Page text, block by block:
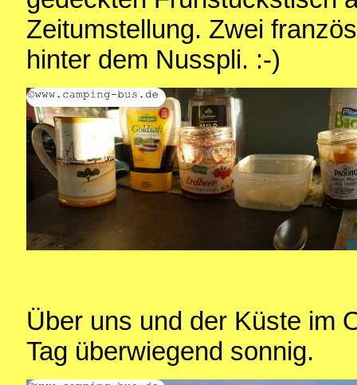
Zeitumstellung. Zwei
hinter dem Nusspli. :-)
Über uns und der Küste im
Tag überwiegend sonnig.